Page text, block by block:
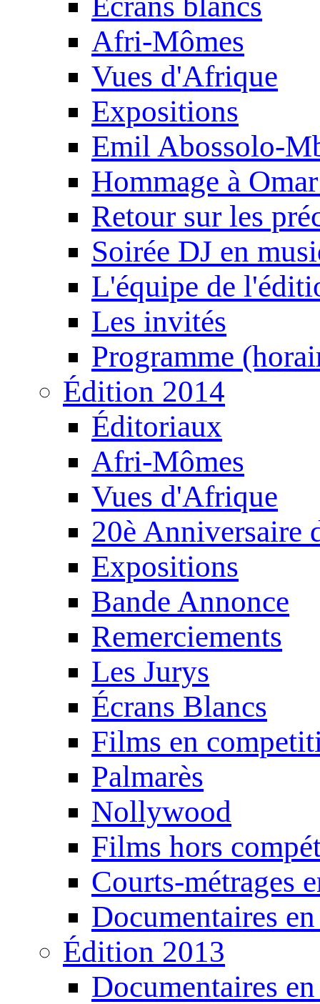
Afri-Mômes
Vues d'Afrique
Expositions
Emil Abossolo-
Hommage à
Retour sur les
Soirée DJ en
L'équipe de
Les invités
Programme
Édition 2014
Éditoriaux
Afri-Mômes
Vues d'Afrique
20è Anniversaire
Expositions
Bande Annonce
Remerciements
Les Jurys
Écrans Blancs
Films en
Palmarès
Nollywood
Films hors
Courts-métrages
Documentaires
Édition 2013
Documentaires